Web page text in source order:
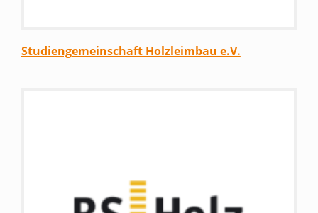
Studiengemeinschaft Holzleimbau e.V.